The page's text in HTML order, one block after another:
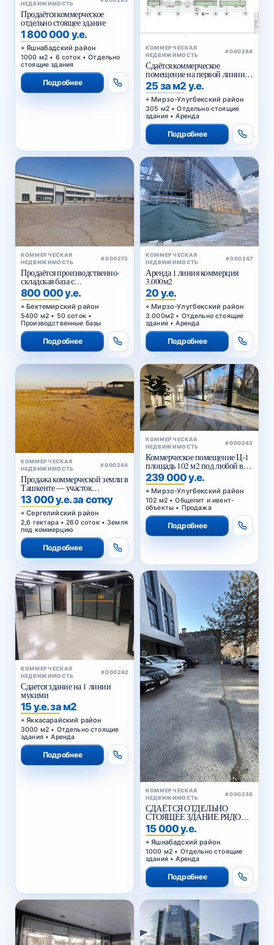
Продаётся коммерческое
отдельно стоящее здание
1 800 000 у.е.
Яшнабадский район
1000 м2 • 6 соток • Отдельно
стоящие здания
Подробнее
НЕДВИЖИМОСТЬ
Сдаётся коммерческое
помещение на первой линии
Сайрам
25 за м2 у.е.
Мирзо-Улугбекский район
305 м2 • Отдельно стоящие
здания • Аренда
Подробнее
НЕДВИЖИМОСТЬ
Продаётся производственно-
складская база с
приватизированным
земельным участком в
Бектемирском районе
Ташкента
800 000 у.е.
Бектемирский район
5400 м2 • 50 соток •
Производственные базы
Подробнее
НЕДВИЖИМОСТЬ
Аренда 1 линия коммерция
3.000м2
20 у.е.
Мирзо-Улугбекский район
3.000м2 • Отдельно стоящие
здания • Аренда
Подробнее
НЕДВИЖИМОСТЬ
Продажа коммерческой земли в
Ташкенте — участок
промышленного назначения
2,6 га в Янги-Хаётском районе
13 000 у.е. за сотку
Сергелийский район
2,6 гектара • 260 соток • Земля
под коммерцию
Подробнее
НЕДВИЖИМОСТЬ
Коммерческое помещение Ц-1
площадь 102 м2 под любой вид
коммерции 1 этаж
239 000 у.е.
Мирзо-Улугбекский район
102 м2 • Общепит и ивент-
объекты • Продажа
Подробнее
НЕДВИЖИМОСТЬ
Сдается здание на 1 линии
мукими
15 у.е. за м2
Яккасарайский район
3000 м2 • Отдельно стоящие
здания • Аренда
Подробнее
НЕДВИЖИМОСТЬ
СДАЁТСЯ ОТДЕЛЬНО
СТОЯЩЕЕ ЗДАНИЕ РЯДОМ
С ЖИГУЛИ БАР
15 000 у.е.
Яшнабадский район
1000 м2 • Отдельно стоящие
здания • Аренда
Подробнее